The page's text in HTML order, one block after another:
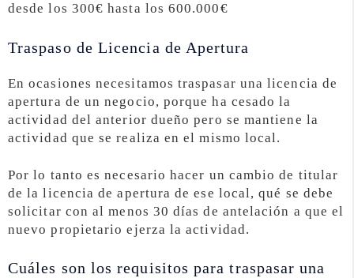
desde los 300€ hasta los 600.000€
Traspaso de Licencia de Apertura
En ocasiones necesitamos traspasar una licencia de
apertura de un negocio, porque ha cesado la
actividad del anterior dueño pero se mantiene la
actividad que se realiza en el mismo local.
Por lo tanto es necesario hacer un cambio de titular
de la licencia de apertura de ese local, qué se debe
solicitar con al menos 30 días de antelación a que el
nuevo propietario ejerza la actividad.
Cuáles son los requisitos para traspasar una